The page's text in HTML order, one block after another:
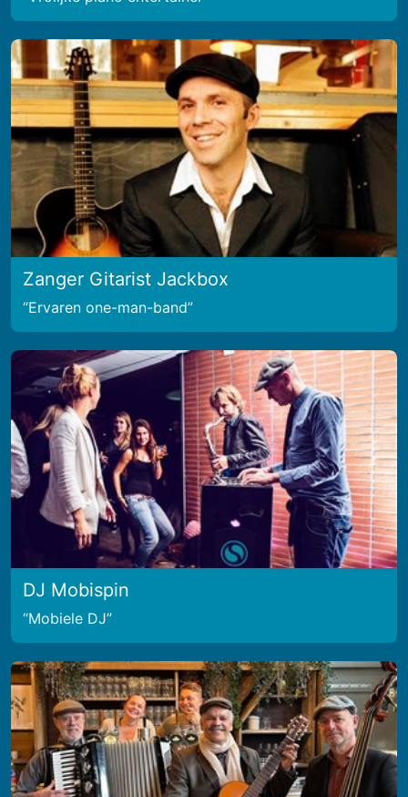
Zanger Gitarist Jackbox
Ervaren one-man-band
DJ Mobispin
Mobiele DJ